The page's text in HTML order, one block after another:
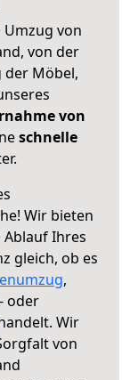
von
von der
der Möbel,
von
schnelle
Wir bieten
Ihres
gleich, ob es
,
oder
Wir
von